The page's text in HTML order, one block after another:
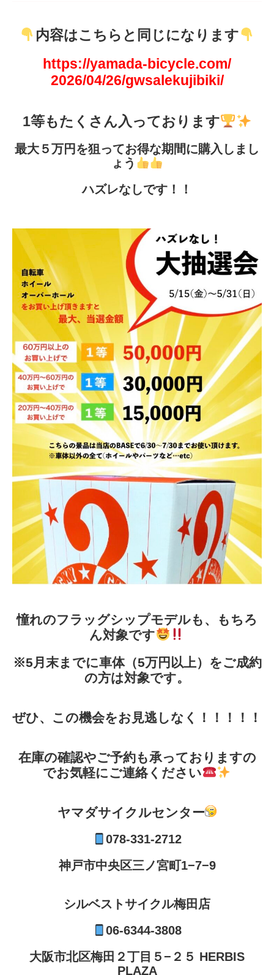
内容はこちらと同じになります
https://yamada-bicycle.com/
2026/04/26/gwsalekujibiki/
1等もたくさん入っております
最大５万円を狙ってお得な期間に購入しまし
ょう
ハズレなしです！！
憧れのフラッグシップモデルも、もちろ
ん対象です
※5月末までに車体（5万円以上）をご成約
の方は対象です。
ぜひ、この機会をお見逃しなく！！！！！
在庫の確認やご予約も承っておりますの
でお気軽にご連絡ください
ヤマダサイクルセンター
078-331-2712
神戸市中央区三ノ宮町1−7−9
シルベストサイクル梅田店
06-6344-3808
大阪市北区梅田２丁目５−２５ HERBIS
PLAZA